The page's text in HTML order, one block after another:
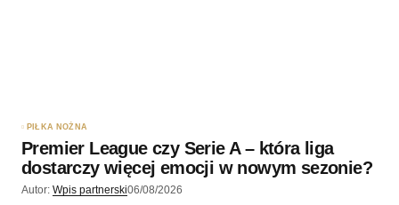
Wyślij komentarz
PIŁKA NOŻNA
Premier League czy Serie A – która liga
dostarczy więcej emocji w nowym sezonie?
Autor: Wpis partnerski06/08/2026